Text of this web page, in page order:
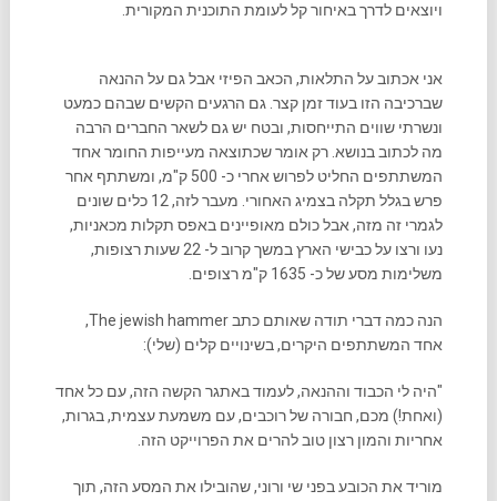
ויוצאים לדרך באיחור קל לעומת התוכנית המקורית.
אני אכתוב על התלאות, הכאב הפיזי אבל גם על ההנאה
שברכיבה הזו בעוד זמן קצר. גם הרגעים הקשים שבהם כמעט
ונשרתי שווים התייחסות, ובטח יש גם לשאר החברים הרבה
מה לכתוב בנושא. רק אומר שכתוצאה מעייפות החומר אחד
המשתתפים החליט לפרוש אחרי כ- 500 ק"מ, ומשתתף אחר
פרש בגלל תקלה בצמיג האחורי. מעבר לזה, 12 כלים שונים
לגמרי זה מזה, אבל כולם מאופיינים באפס תקלות מכאניות,
נעו ורצו על כבישי הארץ במשך קרוב ל- 22 שעות רצופות,
משלימות מסע של כ- 1635 ק"מ רצופים.
הנה כמה דברי תודה שאותם כתב The jewish hammer,
אחד המשתתפים היקרים, בשינויים קלים (שלי):
"היה לי הכבוד וההנאה, לעמוד באתגר הקשה הזה, עם כל אחד
(ואחת!) מכם, חבורה של רוכבים, עם משמעת עצמית, בגרות,
אחריות והמון רצון טוב להרים את הפרוייקט הזה.
מוריד את הכובע בפני שי ורוני, שהובילו את המסע הזה, תוך